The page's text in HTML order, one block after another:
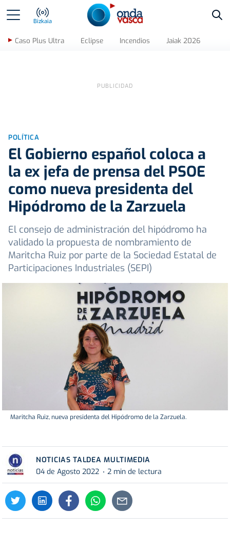
Bizkaia
Caso Plus Ultra Eclipse Incendios Jaiak 2026
POLÍTICA
El Gobierno español coloca a
la ex jefa de prensa del PSOE
como nueva presidenta del
Hipódromo de la Zarzuela
El consejo de administración del hipódromo ha
validado la propuesta de nombramiento de
Maritcha Ruiz por parte de la Sociedad Estatal de
Participaciones Industriales (SEPI)
Maritcha Ruiz, nueva presidenta del Hipódromo de la Zarzuela.
NOTICIAS TALDEA MULTIMEDIA
04 de Agosto 2022
2 min de lectura